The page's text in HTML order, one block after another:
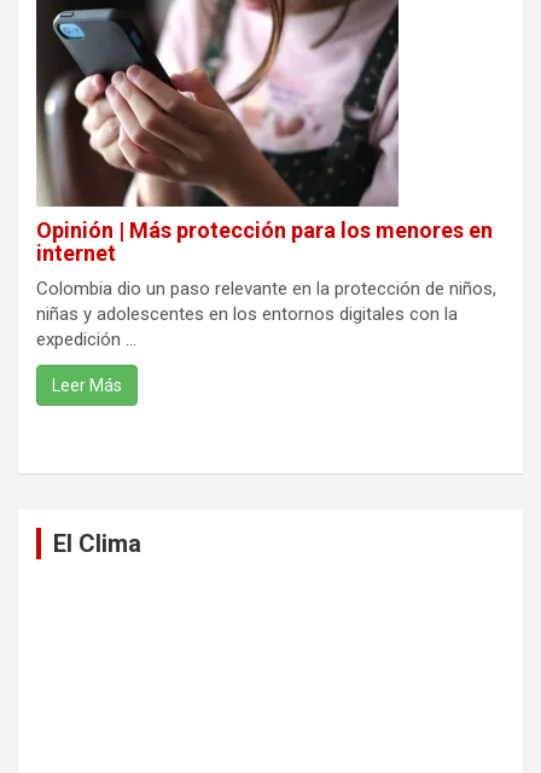
Opinión | Más protección para los menores en
internet
Colombia dio un paso relevante en la protección de niños,
niñas y adolescentes en los entornos digitales con la
expedición ...
Leer Más
El Clima